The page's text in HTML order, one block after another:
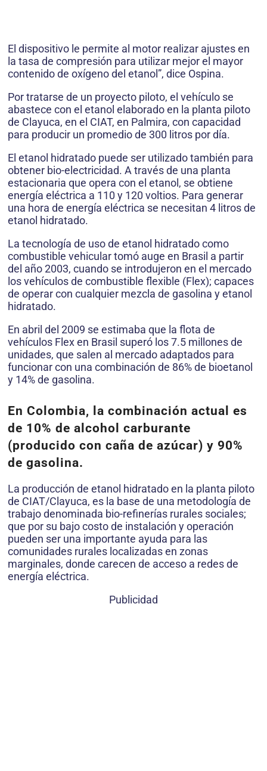
El dispositivo le permite al motor realizar ajustes en
la tasa de compresión para utilizar mejor el mayor
contenido de oxígeno del etanol”, dice Ospina.
Por tratarse de un proyecto piloto, el vehículo se
abastece con el etanol elaborado en la planta piloto
de Clayuca, en el CIAT, en Palmira, con capacidad
para producir un promedio de 300 litros por día.
El etanol hidratado puede ser utilizado también para
obtener bio-electricidad. A través de una planta
estacionaria que opera con el etanol, se obtiene
energía eléctrica a 110 y 120 voltios. Para generar
una hora de energía eléctrica se necesitan 4 litros de
etanol hidratado.
La tecnología de uso de etanol hidratado como
combustible vehicular tomó auge en Brasil a partir
del año 2003, cuando se introdujeron en el mercado
los vehículos de combustible flexible (Flex); capaces
de operar con cualquier mezcla de gasolina y etanol
hidratado.
En abril del 2009 se estimaba que la flota de
vehículos Flex en Brasil superó los 7.5 millones de
unidades, que salen al mercado adaptados para
funcionar con una combinación de 86% de bioetanol
y 14% de gasolina.
En Colombia, la combinación actual es
de 10% de alcohol carburante
(producido con caña de azúcar) y 90%
de gasolina.
La producción de etanol hidratado en la planta piloto
de CIAT/Clayuca, es la base de una metodología de
trabajo denominada bio-refinerías rurales sociales;
que por su bajo costo de instalación y operación
pueden ser una importante ayuda para las
comunidades rurales localizadas en zonas
marginales, donde carecen de acceso a redes de
energía eléctrica.
Publicidad